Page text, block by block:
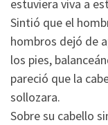
estuviera viva a
Sintió que el
hombros dejó de
los pies,
pareció que la
sollozara.
Sobre su cabello